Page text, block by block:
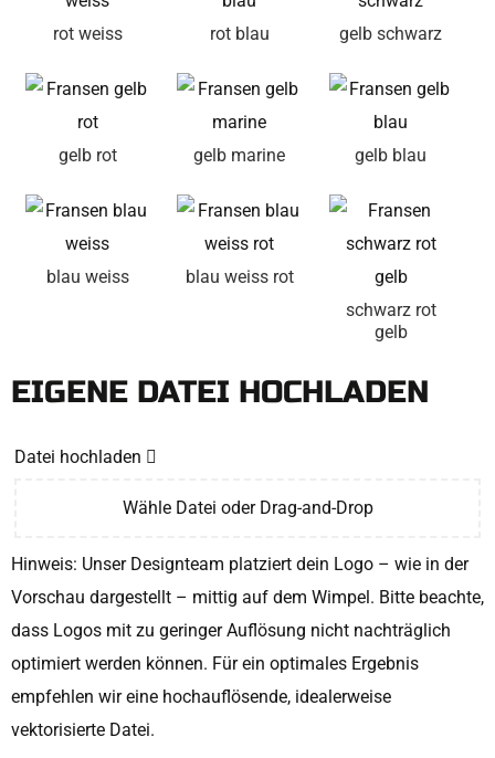
rot weiss rot blau gelb schwarz
gelb rot gelb marine gelb blau
blau weiss
blau weiss rot
schwarz rot
gelb
EIGENE DATEI HOCHLADEN
Datei hochladen
Wähle Datei oder Drag-and-Drop
Hinweis: Unser Designteam platziert dein Logo – wie in der
Vorschau dargestellt – mittig auf dem Wimpel. Bitte beachte,
dass Logos mit zu geringer Auflösung nicht nachträglich
optimiert werden können. Für ein optimales Ergebnis
empfehlen wir eine hochauflösende, idealerweise
vektorisierte Datei.